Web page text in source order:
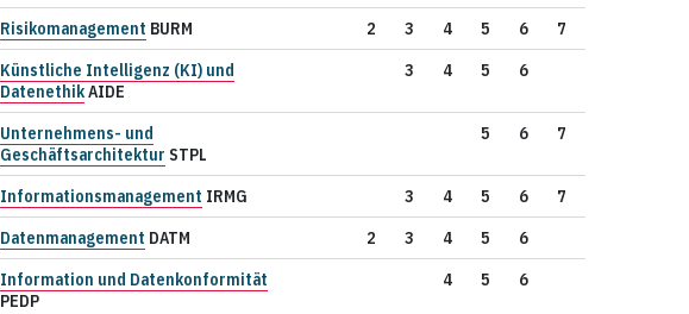
Risikomanagement BURM 2 3 4 5 6
7
Künstliche Intelligenz (KI) und
DatenethikAIDE
3 4 5 6
Unternehmens- und
Geschäftsarchitektur STPL
5 6 7
Informationsmanagement IRMG 3 4 5 6
7
Datenmanagement DATM 2 3 4 5
6
Information und Datenkonformität
PEDP
4 5 6